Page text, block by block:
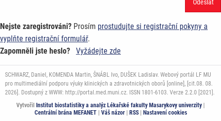
Nejste zaregistrováni? Prosím prostudujte si registrační pokyny a
vyplňte registrační formulář.
Zapomněli jste heslo?
Vyžádejte zde
SCHWARZ, Daniel, KOMENDA Martin, ŠNÁBL Ivo, DUŠEK Ladislav. Webový portál LF MU
pro multimediální podporu výuky klinických a zdravotnických oborů [online], [cit.08. 08.
2026]. Dostupný z WWW: http://portal.med.muni.cz. ISSN 1801-6103. Verze 2.2.0 [2021].
Vytvořil
Institut biostatistiky a analýz Lékařské fakulty Masarykovy univerzity|
Centrální brána MEFANET| Váš názor| RSS| Nastavení cookies